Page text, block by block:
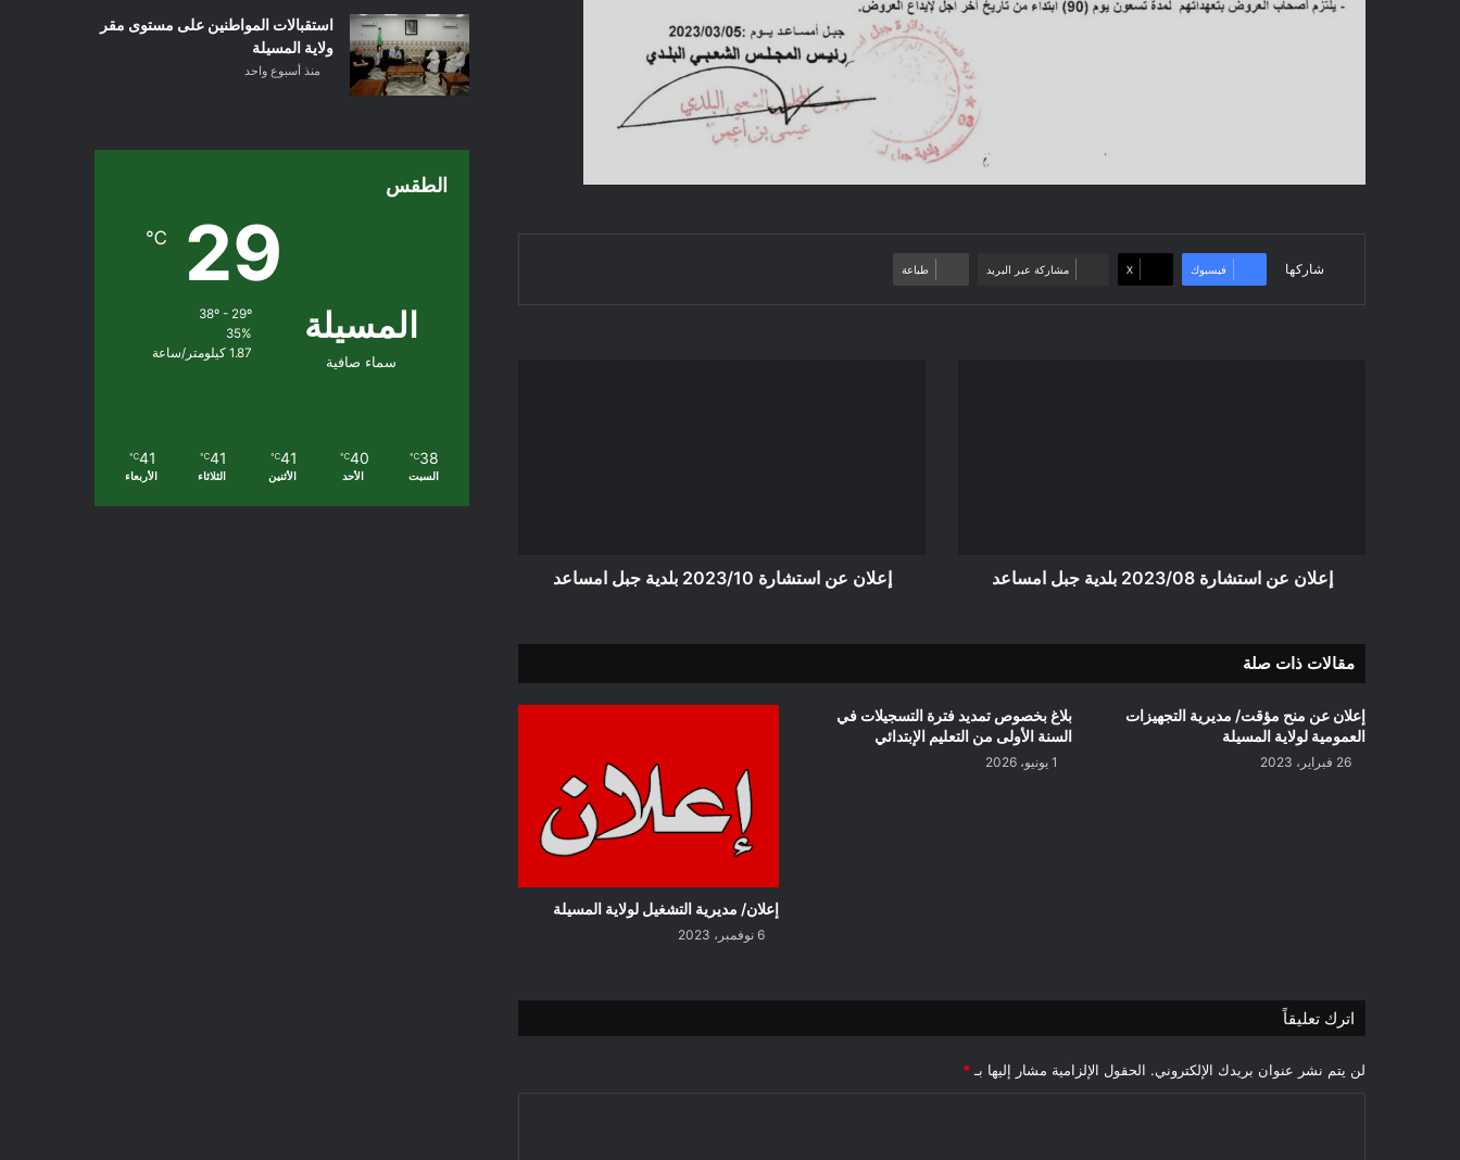
شاركها فيسبوك ‫X مشاركة عبر البريد طباعة
إعلان عن استشارة 2023/08 بلدية جبل امساعد إعلان عن استشارة 2023/10 بلدية جبل امساعد
مقالات ذات صلة
إعلان عن منح مؤقت/ مديرية التجهيزات
العمومية لولاية المسيلة
26 فبراير، 2023
بلاغ بخصوص تمديد فترة التسجيلات في
السنة الأولى من التعليم الإبتدائي
1 يونيو، 2026
إعلان/ مديرية التشغيل لولاية المسيلة
6 نوفمبر، 2023
اترك تعليقاً
لن يتم نشر عنوان بريدك الإلكتروني. الحقول الإلزامية مشار إليها بـ *
استقبالات المواطنين على مستوى مقر
ولاية المسيلة
منذ أسبوع واحد
الطقس
المسيلة
سماء صافية
29
℃
38º - 29º
35%
1.87 كيلومتر/ساعة
38
℃
السبت
40
℃
الأحد
41
℃
الأثنين
41
℃
الثلاثاء
41
℃
الأربعاء